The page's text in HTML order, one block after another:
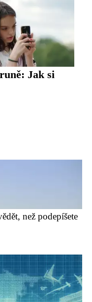
Jak si
než podepíšete